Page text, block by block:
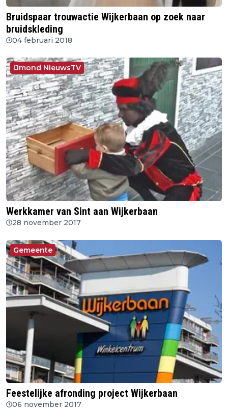
Bruidspaar trouwactie Wijkerbaan op zoek naar
bruidskleding
04 februari 2018
IJmond NieuwsTV
Werkkamer van Sint aan Wijkerbaan
28 november 2017
Gemeente
Feestelijke afronding project Wijkerbaan
06 november 2017